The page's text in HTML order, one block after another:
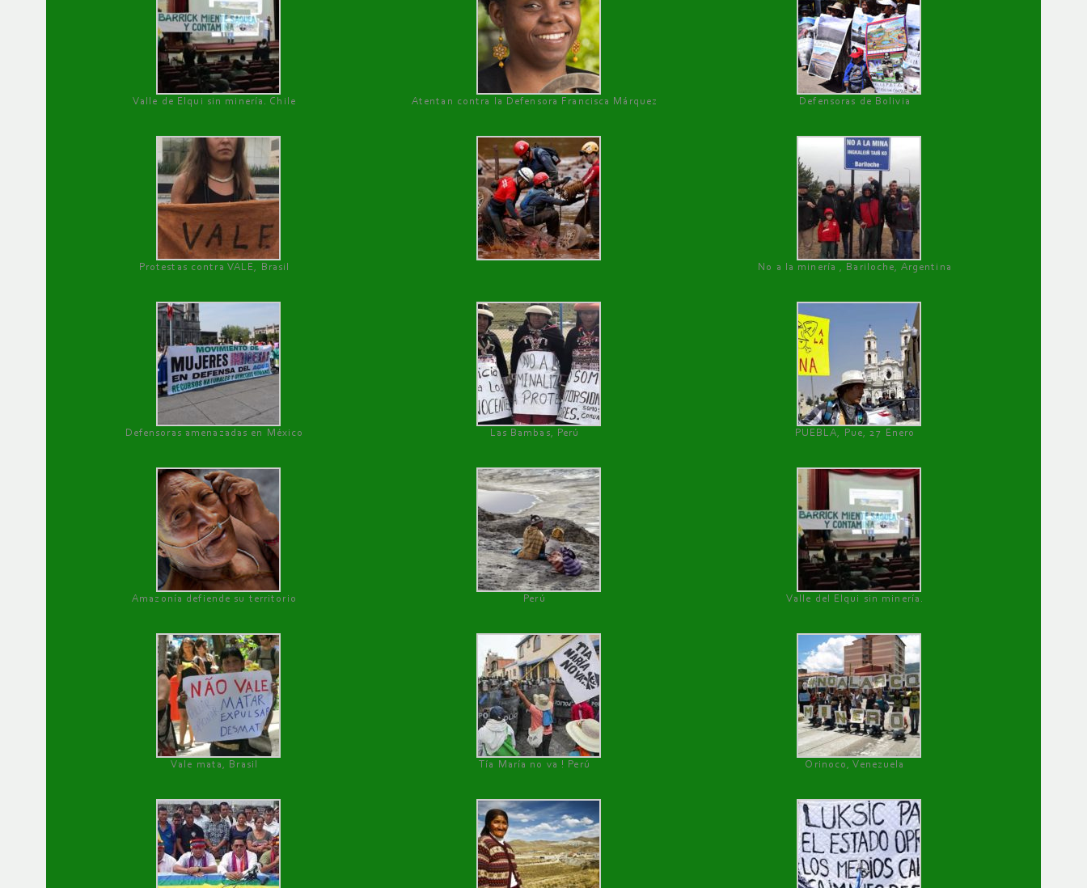
Valle de Elqui sin minería. Chile Atentan contra la Defensora Francisca Márquez Defensoras de Bolivia
Protestas contra VALE, Brasil No a la minería , Bariloche, Argentina
Defensoras amenazadas en México Las Bambas, Perú PUEBLA, Pue, 27 Enero
Amazonía defiende su territorio Perú Valle del Elqui sin minería.
Vale mata, Brasil Tía María no va ! Perú Orinoco, Venezuela